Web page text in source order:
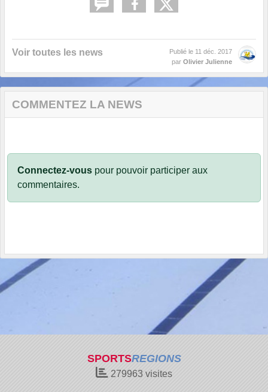
Voir toutes les news Publié le 11 déc. 2017
par Olivier Julienne
COMMENTEZ LA NEWS
Connectez-vous pour pouvoir participer aux
commentaires.
SPORTSREGIONS
279963 visites